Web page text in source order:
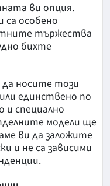
ви опция.
особено
тържества
бихте
да носите този
единствено по
и специално
модели ще
ви да заложите
и не са зависими